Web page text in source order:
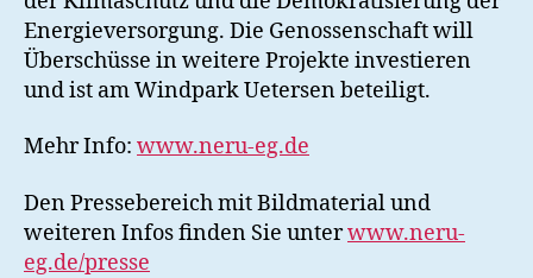
Energieversorgung. Die Genossenschaft will
Überschüsse in weitere Projekte investieren
und ist am Windpark Uetersen beteiligt.
Mehr Info: www.neru-eg.de
Den Pressebereich mit Bildmaterial und
weiteren Infos finden Sie unterwww.neru-
eg.de/presse